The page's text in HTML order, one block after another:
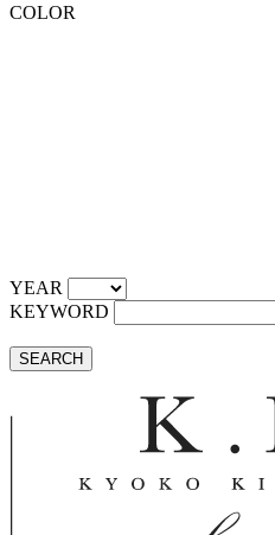
COLOR
YEAR
KEYWORD
SEARCH